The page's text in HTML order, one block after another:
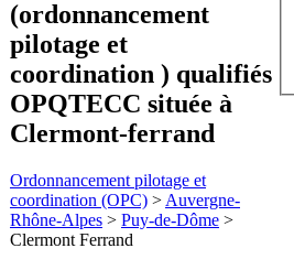
(ordonnancement
pilotage et
coordination ) qualifiés
OPQTECC située à
Clermont-ferrand
Ordonnancement pilotage et
coordination (OPC) > Auvergne-
Rhône-Alpes > Puy-de-Dôme >
Clermont Ferrand